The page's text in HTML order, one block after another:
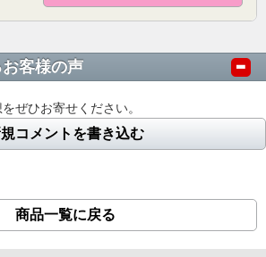
客様の声
ぜひお寄せください。
コメントを書き込む
商品一覧に戻る